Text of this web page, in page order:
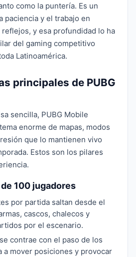
como la puntería. Es un
paciencia y el trabajo en
y esa profundidad lo ha
del gaming competitivo
Latinoamérica.
principales de PUBG
sencilla, PUBG Mobile
enorme de mapas, modos
que lo mantienen vivo
Estos son los pilares
100 jugadores
por partida saltan desde el
cascos, chalecos y
por el escenario.
contrae con el paso de los
a mover posiciones y provocar